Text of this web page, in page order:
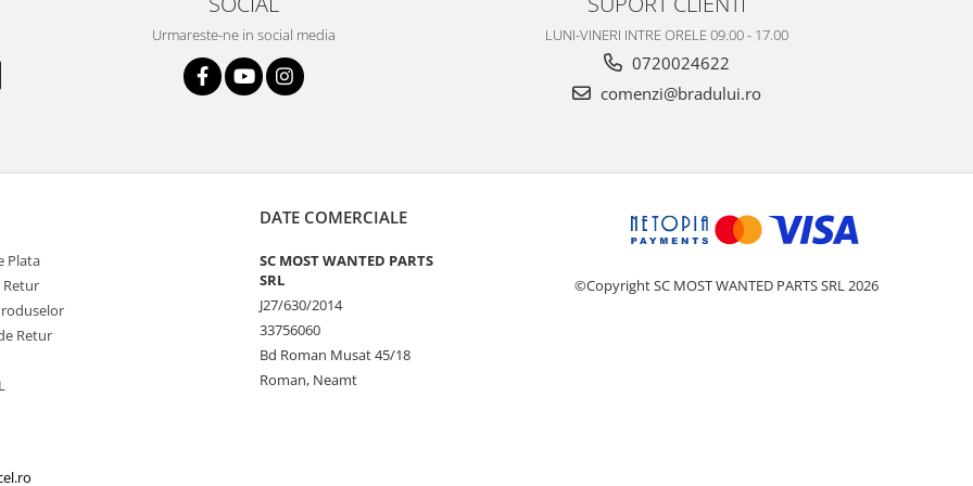
Urmareste-ne in social media LUNI-VINERI INTRE ORELE 09.00 - 17.00
0720024622
comenzi@bradului.ro
Plata
Retur
Retur
DATE COMERCIALE
SC MOST WANTED PARTS
SRL
J27/630/2014
33756060
Bd Roman Musat 45/18
Roman, Neamt
©Copyright SC MOST WANTED PARTS SRL 2026